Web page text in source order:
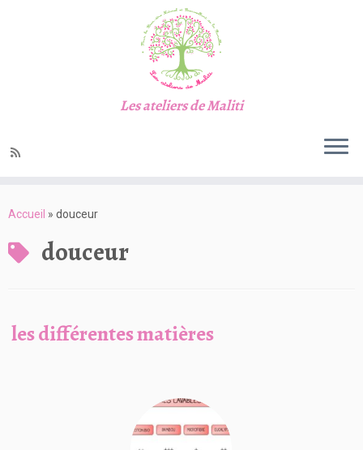
au
Les ateliers de Maliti
Accueil » douceur
douceur
les différentes matières